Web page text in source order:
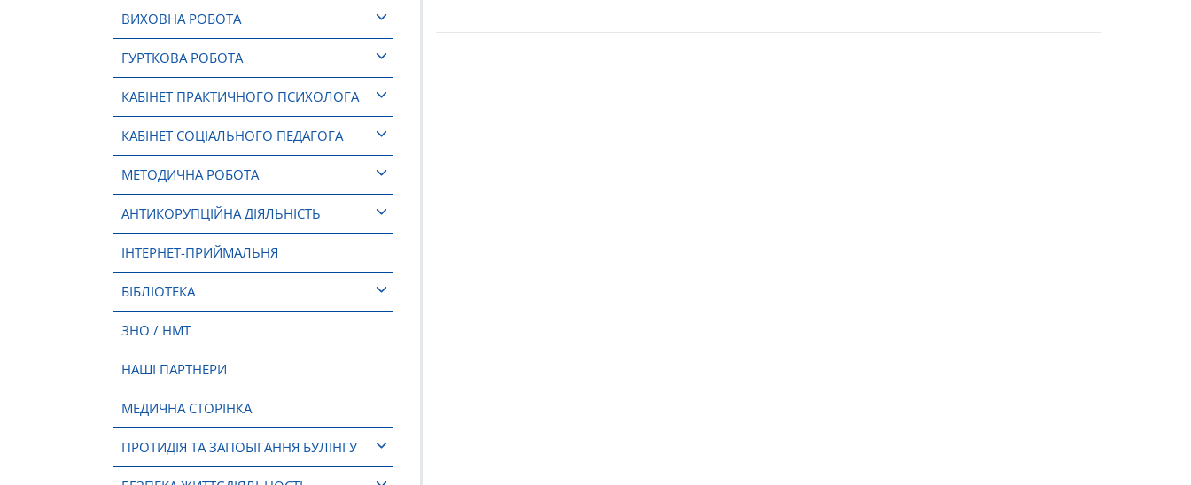
ВИХОВНА РОБОТА
ГУРТКОВА РОБОТА
КАБІНЕТ ПРАКТИЧНОГО ПСИХОЛОГА
КАБІНЕТ СОЦІАЛЬНОГО ПЕДАГОГА
МЕТОДИЧНА РОБОТА
АНТИКОРУПЦІЙНА ДІЯЛЬНІСТЬ
ІНТЕРНЕТ-ПРИЙМАЛЬНЯ
БІБЛІОТЕКА
ЗНО / НМТ
НАШІ ПАРТНЕРИ
МЕДИЧНА СТОРІНКА
ПРОТИДІЯ ТА ЗАПОБІГАННЯ БУЛІНГУ